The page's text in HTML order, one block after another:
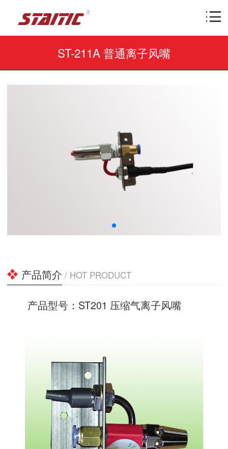
ST-211A 普通离子风嘴
产品简介 / HOT PRODUCT
产品型号：ST201 压缩气离子风嘴